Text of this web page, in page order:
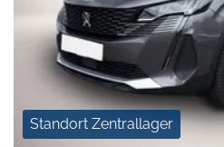
Standort Zentrallager